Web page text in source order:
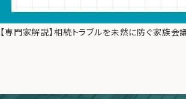
【専門家解説】相続トラブルを未然に防ぐ家族